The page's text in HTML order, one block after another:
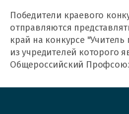
Победители краевого
отправляются
край на конкурсе "Учитель
из учредителей которого
Общероссийский